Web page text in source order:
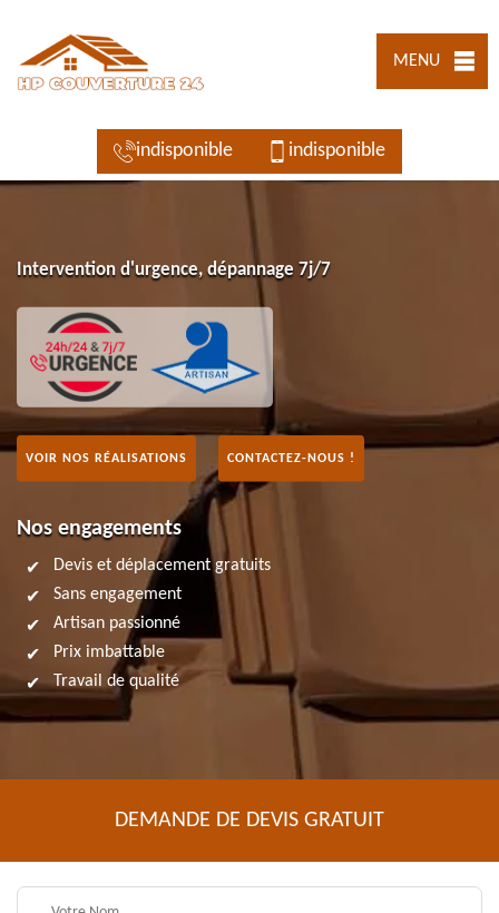
MENU
indisponible indisponible
Intervention d'urgence, dépannage 7j/7
VOIR NOS RÉALISATIONS CONTACTEZ-NOUS !
Nos engagements
Devis et déplacement gratuits
Sans engagement
Artisan passionné
Prix imbattable
Travail de qualité
DEMANDE DE DEVIS GRATUIT